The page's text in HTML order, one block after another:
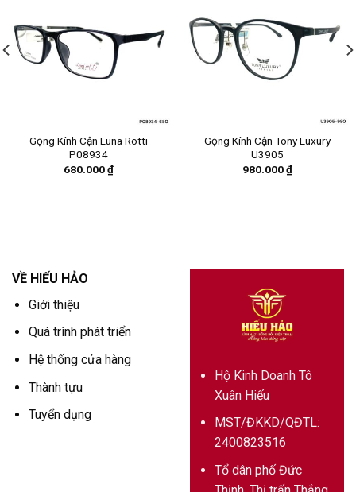
Gọng Kính Cận Luna Rotti
P08934
680.000₫
Gọng Kính Cận Tony Luxury
U3905
980.000₫
VỀ HIẾU HẢO
Giới thiệu
Quá trình phát triển
Hệ thống cửa hàng
Thành tựu
Tuyển dụng
Hộ Kinh Doanh Tô
Xuân Hiếu
MST/ĐKKD/QĐTL:
2400823516
Tổ dân phố Đức